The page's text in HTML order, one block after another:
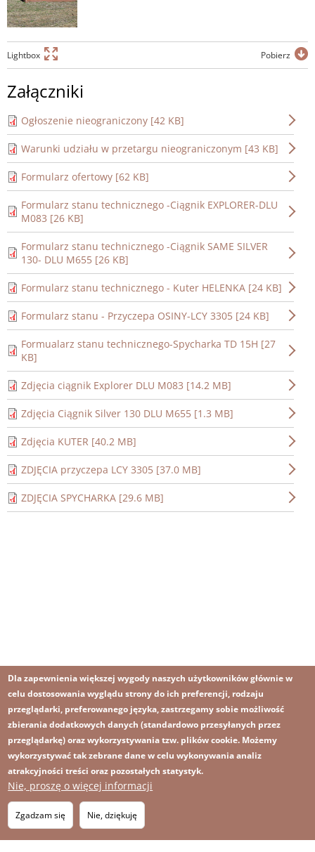
Lightbox Pobierz
Załączniki
Ogłoszenie nieograniczony [42 KB]
Warunki udziału w przetargu nieograniczonym [43 KB]
Formularz ofertowy [62 KB]
Formularz stanu technicznego -Ciągnik EXPLORER-DLU
M083 [26 KB]
Formularz stanu technicznego -Ciągnik SAME SILVER
130- DLU M655 [26 KB]
Formularz stanu technicznego - Kuter HELENKA [24 KB]
Formularz stanu - Przyczepa OSINY-LCY 3305 [24 KB]
Formualarz stanu technicznego-Spycharka TD 15H [27
KB]
Zdjęcia ciągnik Explorer DLU M083 [14.2 MB]
Zdjęcia Ciągnik Silver 130 DLU M655 [1.3 MB]
Zdjęcia KUTER [40.2 MB]
ZDJĘCIA przyczepa LCY 3305 [37.0 MB]
ZDJĘCIA SPYCHARKA [29.6 MB]
Dla zapewnienia większej wygody naszych użytkowników głównie w
celu dostosowania wyglądu strony do ich preferencji, rodzaju
przeglądarki, preferowanego języka, zastrzegamy sobie możliwość
zbierania dodatkowych danych (standardowo przesyłanych przez
przeglądarkę) oraz wykorzystywania tzw. plików cookie. Możemy
wykorzystywać tak zebrane dane w celu wykonywania analiz
atrakcyjności treści oraz pozostałych statystyk.
Nie, proszę o więcej informacji
Zgadzam się Nie, dziękuję